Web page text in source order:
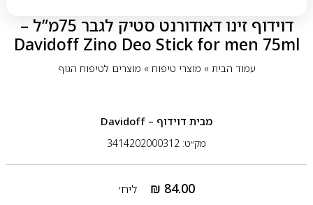
דוידוף זינו דאודורנט סטיק לגבר 75מ”ל –
Davidoff Zino Deo Stick for men 75ml
עמוד הבית» מוצרי טיפוח» מוצרים לטיפוח הגוף
מבית דוידוף – Davidoff
מק״ט: 3414202000312
₪ 84.00
ליח׳